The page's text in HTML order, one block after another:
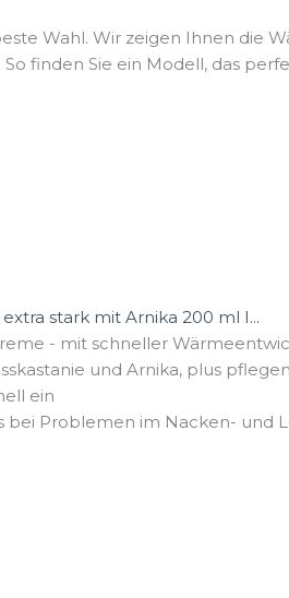
Wahl. Wir zeigen Ihnen die
finden Sie ein Modell, das
stark mit Arnika 200 ml I...
- mit schneller
und Arnika, plus
ein
bei Problemen im Nacken- und